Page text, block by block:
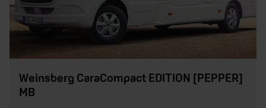
Weinsberg CaraCompact EDITION [PEPPER]
MB